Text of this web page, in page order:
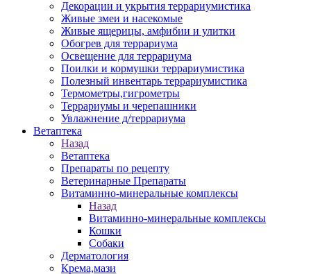
Декорации и укрытия террариумистика
Живые змеи и насекомые
Живые ящерицы, амфибии и улитки
Обогрев для террариума
Освещение для террариума
Поилки и кормушки террариумистика
Полезный инвентарь террариумистика
Термометры,гигрометры
Террариумы и черепашники
Увлажнение д/террариума
Ветаптека
Назад
Ветаптека
Препараты по рецепту
Ветеринарные Препараты
Витаминно-минеральные комплексы
Назад
Витаминно-минеральные комплексы
Кошки
Собаки
Дерматология
Крема,мази